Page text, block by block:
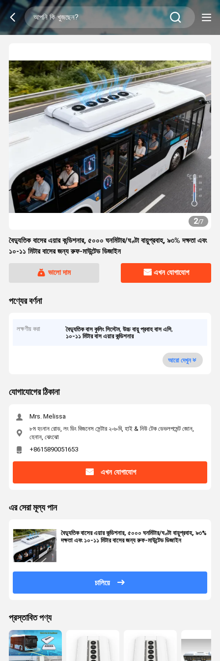
2/7
বৈদ্যুতিক বাসের এয়ার কন্ডিশনার, ৫০০০ ঘনমিটার/ঘণ্টা বায়ুপ্রবাহ, ৯৩% দক্ষতা এবং
১০-১১ মিটার বাসের জন্য রুফ-মাউন্টেড ডিজাইন
ভালো দাম এখন যোগাযোগ
পণ্যের বর্ণনা
লক্ষণীয় করা বৈদ্যুতিক বাস কুলিং সিস্টেম,উচ্চ বায়ু প্রবাহ বাস এসি,
১০-১১ মিটার বাস এয়ার কন্ডিশনার
আরো দেখুন
যোগাযোগের ঠিকানা
Mrs. Melissa
৮ম হংনান রোড, লং ডিং বিজনেস সেন্টার ২-৬-বি, হাই & নিউ টেক ডেভলপমেন্ট জোন,
হেনান, ঝেংঝো
+8615890051653
এখন যোগাযোগ
এর সেরা মূল্য পান
বৈদ্যুতিক বাসের এয়ার কন্ডিশনার, ৫০০০ ঘনমিটার/ঘণ্টা বায়ুপ্রবাহ, ৯৩%
দক্ষতা এবং ১০-১১ মিটার বাসের জন্য রুফ-মাউন্টেড ডিজাইন
চালিয়ে
প্রস্তাবিত পণ্য